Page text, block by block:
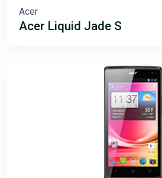
Acer
Acer Liquid Jade S